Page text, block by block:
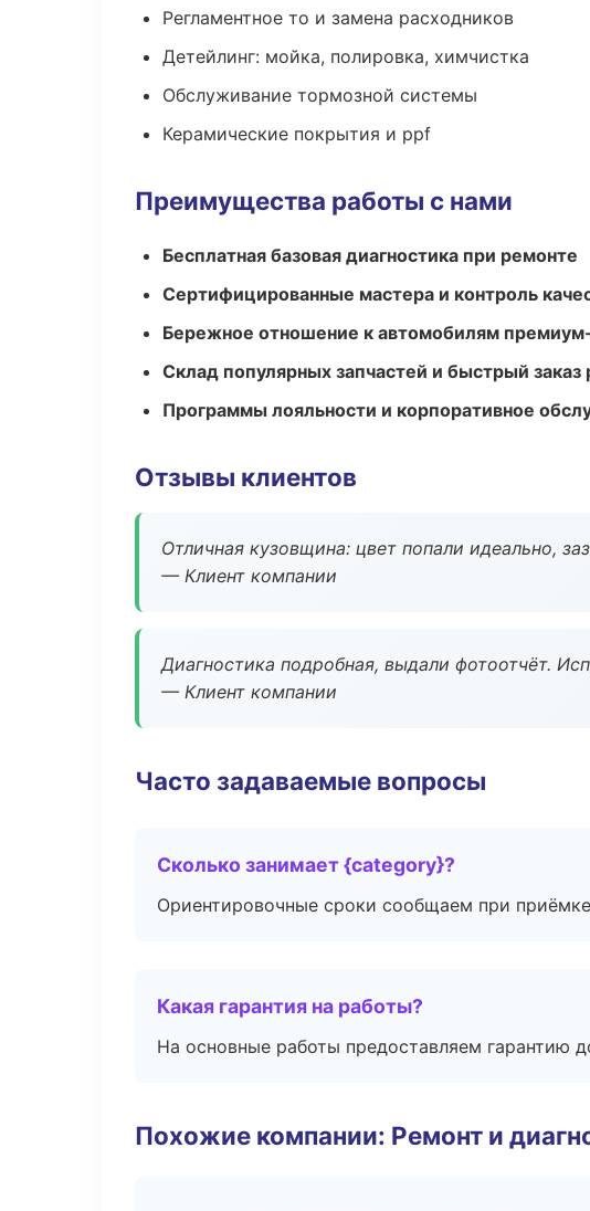
Регламентное то и замена расходников
Детейлинг: мойка, полировка, химчистка
Обслуживание тормозной системы
Керамические покрытия и ppf
Преимущества работы с нами
Бесплатная базовая диагностика при ремонте
Сертифицированные мастера и контроль
Бережное отношение к автомобилям
Склад популярных запчастей и быстрый заказ
Программы лояльности и корпоративное
Отзывы клиентов
Отличная кузовщина: цвет попали идеально,
— Клиент компании
Диагностика подробная, выдали фотоотчёт.
— Клиент компании
Часто задаваемые вопросы
Сколько занимает {category}?
Ориентировочные сроки сообщаем при
Какая гарантия на работы?
На основные работы предоставляем гарантию
Похожие компании: Ремонт и